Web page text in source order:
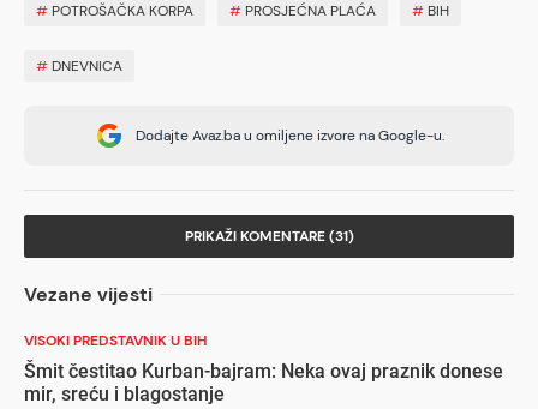
# POTROŠAČKA KORPA # PROSJEĆNA PLAĆA # BIH
# DNEVNICA
Dodajte Avaz.ba u omiljene izvore na Google-u.
PRIKAŽI KOMENTARE (31)
Vezane vijesti
VISOKI PREDSTAVNIK U BIH
Šmit čestitao Kurban-bajram: Neka ovaj praznik donese
mir, sreću i blagostanje